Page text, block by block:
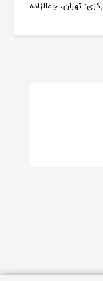
تهران، جمالزاده